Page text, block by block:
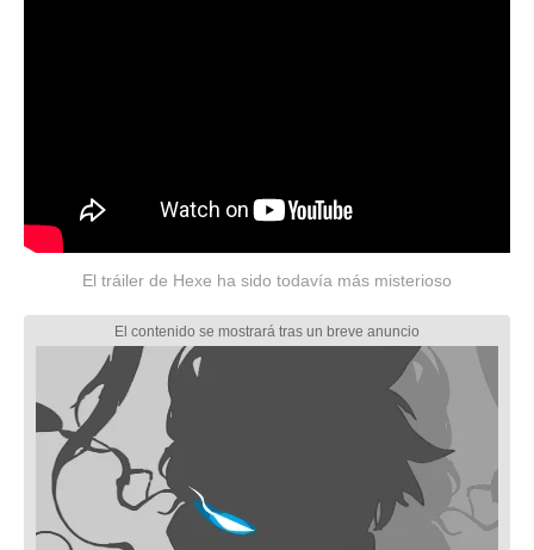
El tráiler de Hexe ha sido todavía más misterioso